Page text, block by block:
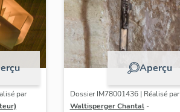
par
Aperçu
Dossier IM78001436 | Réalisé par
Waltisperger Chantal -